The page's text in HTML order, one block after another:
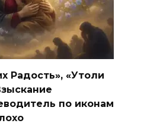
Радость», «Утоли
по иконам